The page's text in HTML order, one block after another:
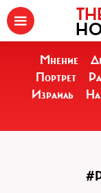
Мнение
Портрет
Израиль